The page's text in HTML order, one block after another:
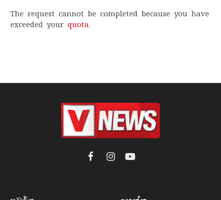
The request cannot be completed because you have
exceeded your quota.
FacebookInstagramYouTube